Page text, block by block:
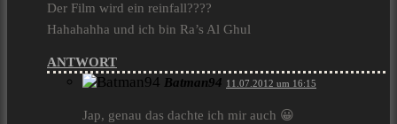
Der Film wird ein reinfall????
Hahahahha und ich bin Ra’s Al Ghul
ANTWORT
Batman94 11.07.2012 um 16:15
Jap, genau das dachte ich mir auch 😀